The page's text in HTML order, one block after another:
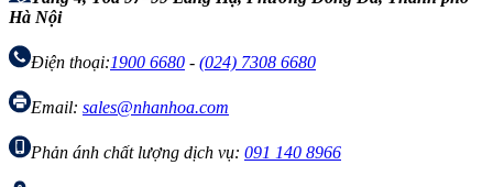
Hà Nội
Điện thoại:1900 6680 - (024) 7308 6680
Email: sales@nhanhoa.com
Phản ánh chất lượng dịch vụ: 091 140 8966